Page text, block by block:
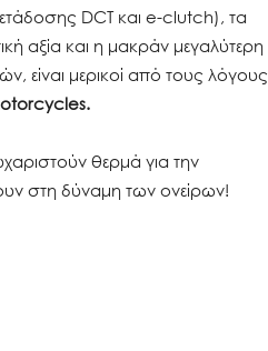
DCT και e-clutch), τα
αξία και η μακράν μεγαλύτερη
είναι μερικοί από τους λόγους
θερμά για την
στη δύναμη των ονείρων!